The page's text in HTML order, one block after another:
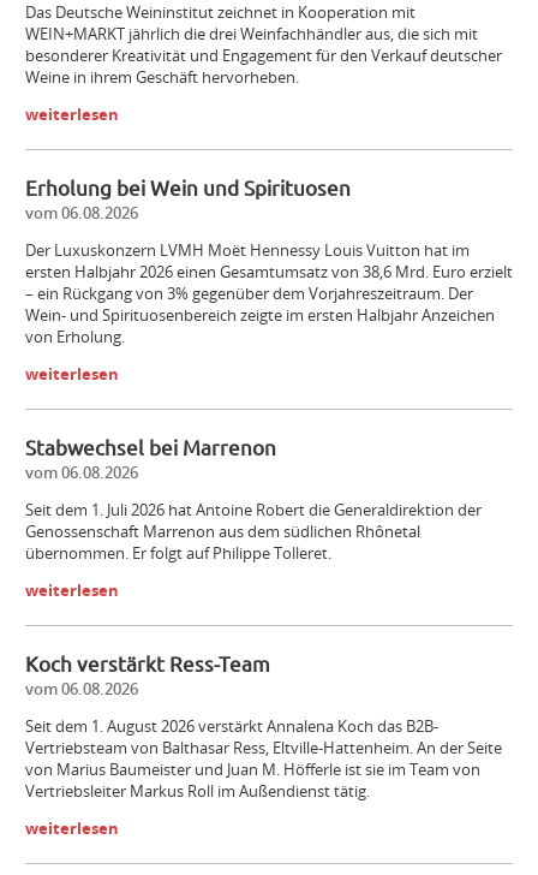
Das Deutsche Weininstitut zeichnet in Kooperation mit
WEIN+MARKT jährlich die drei Weinfachhändler aus, die sich mit
besonderer Kreativität und Engagement für den Verkauf deutscher
Weine in ihrem Geschäft hervorheben.
weiterlesen
Erholung bei Wein und Spirituosen
vom 06.08.2026
Der Luxuskonzern LVMH Moët Hennessy Louis Vuitton hat im
ersten Halbjahr 2026 einen Gesamtumsatz von 38,6 Mrd. Euro erzielt
– ein Rückgang von 3% gegenüber dem Vorjahreszeitraum. Der
Wein- und Spirituosenbereich zeigte im ersten Halbjahr Anzeichen
von Erholung.
weiterlesen
Stabwechsel bei Marrenon
vom 06.08.2026
Seit dem 1. Juli 2026 hat Antoine Robert die Generaldirektion der
Genossenschaft Marrenon aus dem südlichen Rhônetal
übernommen. Er folgt auf Philippe Tolleret.
weiterlesen
Koch verstärkt Ress-Team
vom 06.08.2026
Seit dem 1. August 2026 verstärkt Annalena Koch das B2B-
Vertriebsteam von Balthasar Ress, Eltville-Hattenheim. An der Seite
von Marius Baumeister und Juan M. Höfferle ist sie im Team von
Vertriebsleiter Markus Roll im Außendienst tätig.
weiterlesen